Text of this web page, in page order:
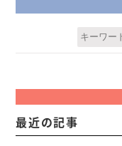
最近の記事